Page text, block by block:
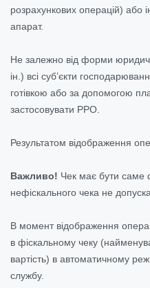
розрахункових операцій) або
апарат.
Не залежно від форми
ін.) всі суб’єкти
готівкою або за допомогою
застосовувати РРО.
Результатом відображення
Важливо! Чек має бути саме
нефіскального чека не
В момент відображення
в фіскальному чеку
вартість) в автоматичному
службу.